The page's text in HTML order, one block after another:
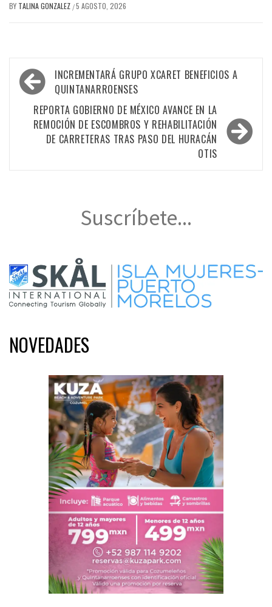
BY TALINA GONZALEZ /5 AGOSTO, 2026
Navegación
de
entradas
INCREMENTARÁ GRUPO XCARET BENEFICIOS A
QUINTANARROENSES
REPORTA GOBIERNO DE MÉXICO AVANCE EN LA
REMOCIÓN DE ESCOMBROS Y REHABILITACIÓN
DE CARRETERAS TRAS PASO DEL HURACÁN
OTIS
Suscríbete...
NOVEDADES